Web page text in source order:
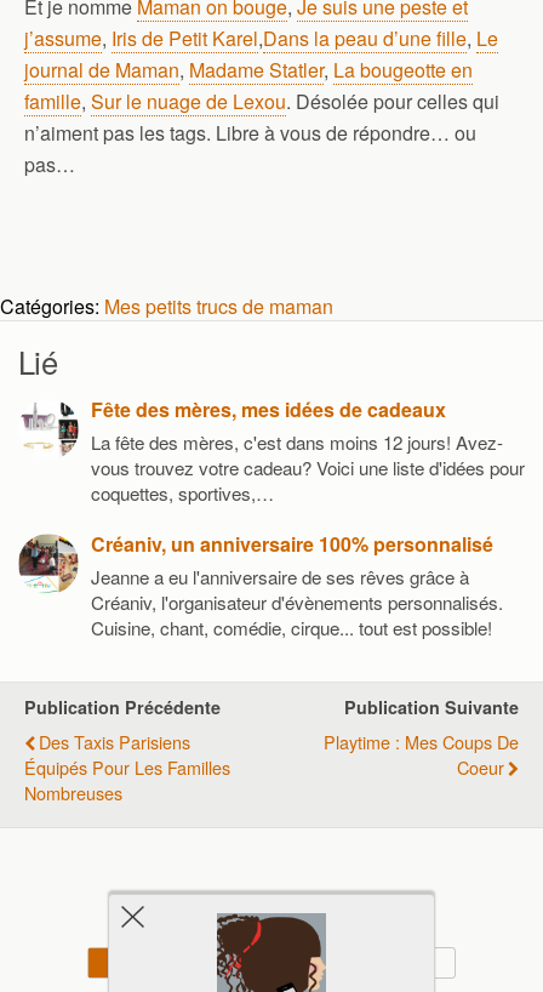
Et je nomme Maman on bouge, Je suis une peste et
j’assume, Iris de Petit Karel,Dans la peau d’une fille, Le
journal de Maman, Madame Statler, La bougeotte en
famille, Sur le nuage de Lexou. Désolée pour celles qui
n’aiment pas les tags. Libre à vous de répondre… ou
pas…
Catégories: Mes petits trucs de maman
Lié
Fête des mères, mes idées de cadeaux
La fête des mères, c'est dans moins 12 jours! Avez-
vous trouvez votre cadeau? Voici une liste d'idées pour
coquettes, sportives,…
Créaniv, un anniversaire 100% personnalisé
Jeanne a eu l'anniversaire de ses rêves grâce à
Créaniv, l'organisateur d'évènements personnalisés.
Cuisine, chant, comédie, cirque... tout est possible!
Publication Précédente
Des Taxis Parisiens
Équipés Pour Les Familles
Nombreuses
Publication Suivante
Playtime : Mes Coups De
Coeur
Retour au début